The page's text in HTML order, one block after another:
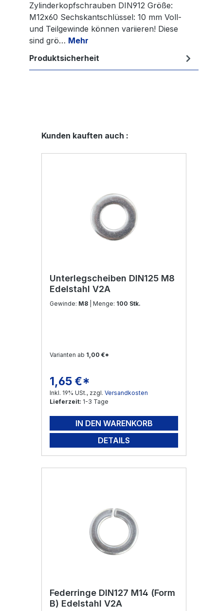
Zylinderkopfschrauben DIN912 Größe:
M12x60 Sechskantschlüssel: 10 mm Voll-
und Teilgewinde können variieren! Diese
sind grö… Mehr
Produktsicherheit
Produktgalerie überspringen
Kunden kauften auch :
Unterlegscheiben DIN125 M8
Edelstahl V2A
Gewinde: M8 | Menge: 100 Stk.
Varianten ab 1,00 €*
Regulärer Preis:
1,65 €*
Inkl. 19% USt., zzgl. Versandkosten
Lieferzeit: 1-3 Tage
IN DEN WARENKORB
DETAILS
Federringe DIN127 M14 (Form
B) Edelstahl V2A